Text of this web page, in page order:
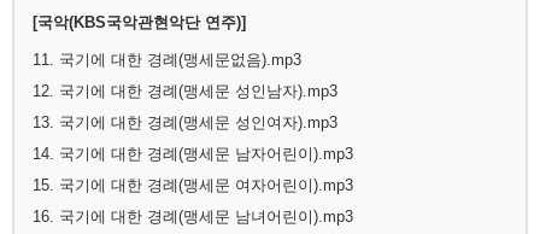
[국악(KBS국악관현악단 연주)]
11. 국기에 대한 경례(맹세문없음).mp3
12. 국기에 대한 경례(맹세문 성인남자).mp3
13. 국기에 대한 경례(맹세문 성인여자).mp3
14. 국기에 대한 경례(맹세문 남자어린이).mp3
15. 국기에 대한 경례(맹세문 여자어린이).mp3
16. 국기에 대한 경례(맹세문 남녀어린이).mp3